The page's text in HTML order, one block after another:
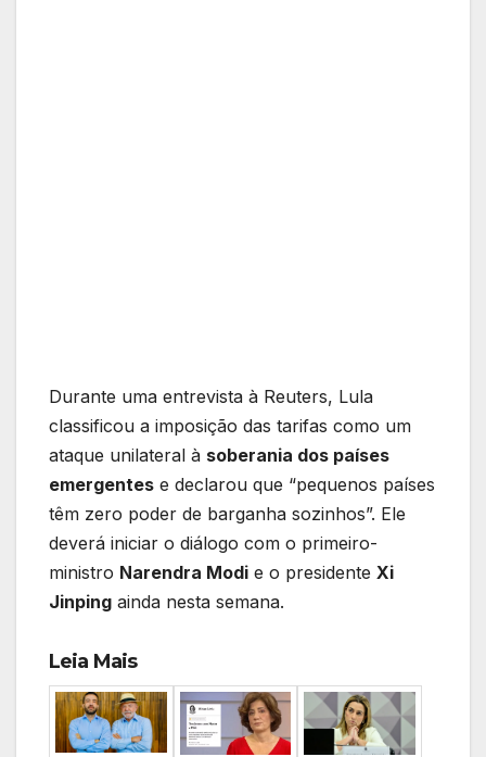
Durante uma entrevista à Reuters, Lula
classificou a imposição das tarifas como um
ataque unilateral à soberania dos países
emergentes e declarou que “pequenos países
têm zero poder de barganha sozinhos”. Ele
deverá iniciar o diálogo com o primeiro-
ministro Narendra Modi e o presidente Xi
Jinping ainda nesta semana.
Leia Mais